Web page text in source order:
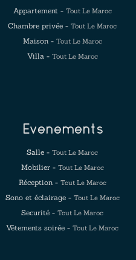
Appartement - Tout Le Maroc
Chambre privée - Tout Le Maroc
Maison - Tout Le Maroc
Villa - Tout Le Maroc
Evenements
Salle - Tout Le Maroc
Mobilier - Tout Le Maroc
Réception - Tout Le Maroc
Sono et éclairage - Tout Le Maroc
Securité - Tout Le Maroc
Vêtements soirée - Tout Le Maroc